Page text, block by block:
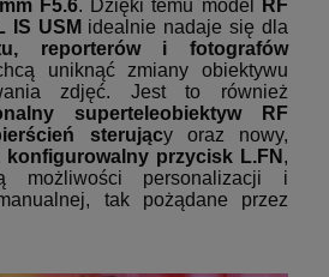
F5.6. Dzięki temu model
RF
IS USM idealnie nadaje się dla
reporterów i fotografów
uniknąć zmiany obiektywu
zdjęć. Jest to również
superteleobiektyw RF
sterujący oraz nowy,
konfigurowalny przycisk L.FN ,
możliwości personalizacji i
tak pożądane przez